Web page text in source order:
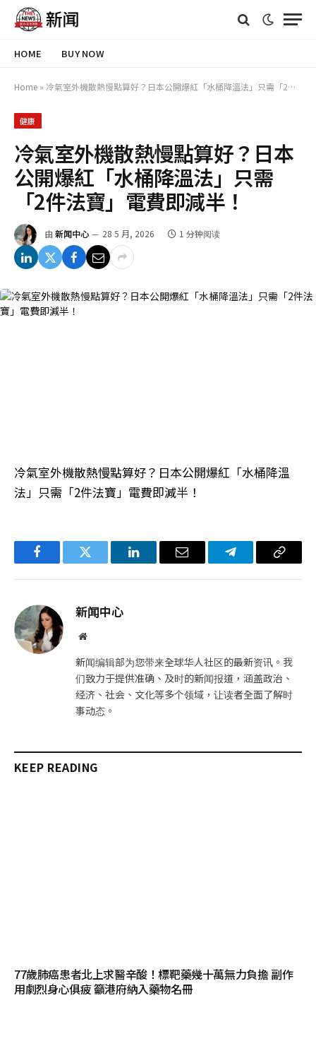
HOME BUY NOW
Home » 冷氣室外機散熱慢點算好？日本公開爆紅「水桶降溫法」只需「2件法寶」電費即減半！
健康
冷氣室外機散熱慢點算好？日本
公開爆紅「水桶降溫法」只需
「2件法寶」電費即減半！
由 新闻中心 28 5 月, 2026 1 分钟阅读
冷氣室外機散熱慢點算好？日本公開爆紅「水桶降溫
法」只需「2件法寶」電費即減半！
FacebookTwitter LinkedIn电
Telegram复
新闻中心
网
新闻编辑部为您带来全球华人社区的最新资讯。我
们致力于提供准确、及时的新闻报道，涵盖政治、
经济、社会、文化等多个领域，让读者全面了解时
事动态。
KEEP READING
77歲肺癌患者北上求醫辛酸！標靶藥幾十萬無力負擔 副作
用劇烈身心俱疲 籲港府納入藥物名冊